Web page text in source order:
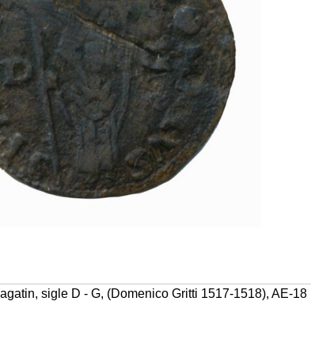
sigle D - G, (Domenico Gritti 1517-1518), AE-18